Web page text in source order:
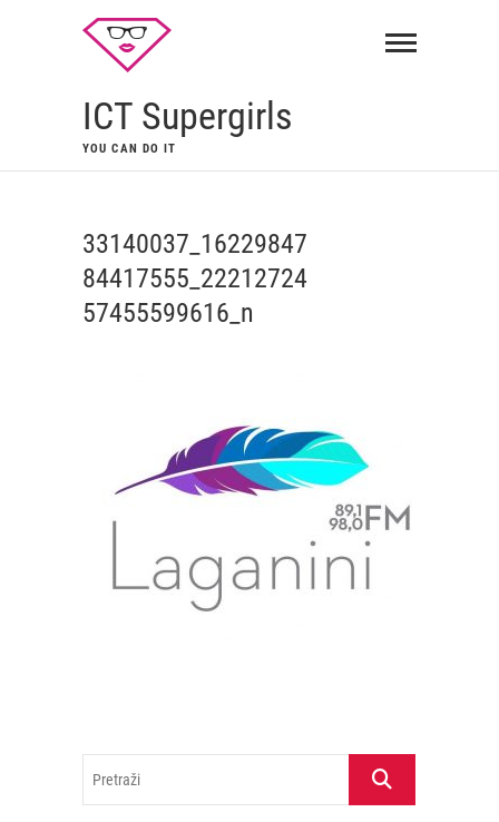
ICT Supergirls
YOU CAN DO IT
33140037_16229847
84417555_22212724
57455599616_n
Pretraži